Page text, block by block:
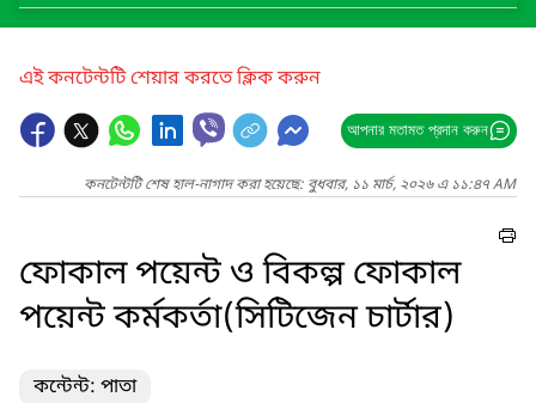
এই কনটেন্টটি শেয়ার করতে ক্লিক করুন
আপনার মতামত প্রদান করুন
কনটেন্টটি শেষ হাল-নাগাদ করা হয়েছে: বুধবার, ১১ মার্চ, ২০২৬ এ ১১:৪৭ AM
ফোকাল পয়েন্ট ও বিকল্প ফোকাল
পয়েন্ট কর্মকর্তা(সিটিজেন চার্টার)
কন্টেন্ট: পাতা